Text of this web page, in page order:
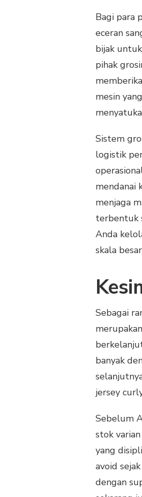
Bagi para
eceran
bijak
pihak
mesin
Sistem
logistik
mendanai
menjaga
terbentuk
Anda
skala
Sebagai
banyak
jersey
Sebelum
stok
yang
avoid
dengan